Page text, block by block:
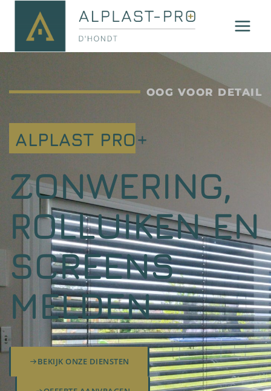
OOG VOOR DETAIL
ALPLAST PRO+
ZONWERING,
ROLLUIKEN EN
SCREENS
MELDEN
BEKIJK ONZE DIENSTEN